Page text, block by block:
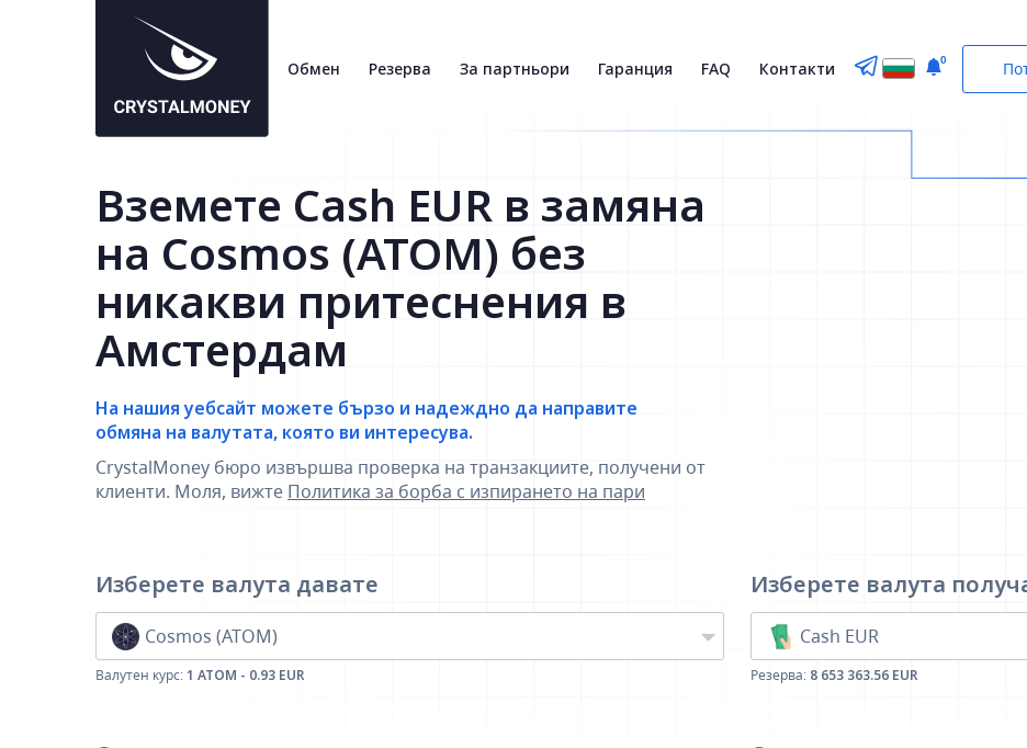
Обмен Резерва За партньори Гаранция FAQ Контакти 0
Вземете Cash EUR в замяна
на Cosmos (ATOM) без
никакви притеснения в
Амстердам
На нашия уебсайт можете бързо и надеждно да направите
обмяна на валутата, която ви интересува.
CrystalMoney бюро извършва проверка на транзакциите, получени от
клиенти. Моля, вижте Политика за борба с изпирането на пари
Изберете валута давате
Cosmos (ATOM)
Валутен курс: 1 ATOM - 0.93 EUR
Изберете валута
Cash EUR
Резерва: 8 653 363.56 EUR